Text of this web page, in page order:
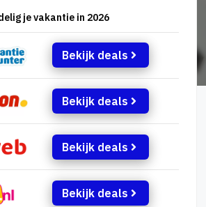
je vakantie in 2026
Bekijk deals
Bekijk deals
Bekijk deals
Bekijk deals